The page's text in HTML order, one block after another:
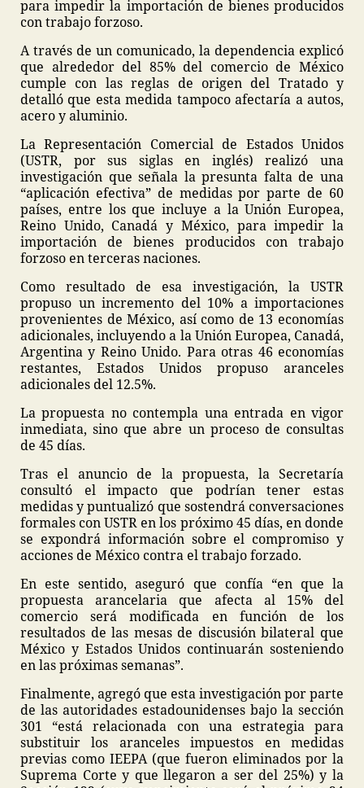
para impedir la importación de bienes producidos
con trabajo forzoso.
A través de un comunicado, la dependencia explicó
que alrededor del 85% del comercio de México
cumple con las reglas de origen del Tratado y
detalló que esta medida tampoco afectaría a autos,
acero y aluminio.
La Representación Comercial de Estados Unidos
(USTR, por sus siglas en inglés) realizó una
investigación que señala la presunta falta de una
“aplicación efectiva” de medidas por parte de 60
países, entre los que incluye a la Unión Europea,
Reino Unido, Canadá y México, para impedir la
importación de bienes producidos con trabajo
forzoso en terceras naciones.
Como resultado de esa investigación, la USTR
propuso un incremento del 10% a importaciones
provenientes de México, así como de 13 economías
adicionales, incluyendo a la Unión Europea, Canadá,
Argentina y Reino Unido. Para otras 46 economías
restantes, Estados Unidos propuso aranceles
adicionales del 12.5%.
La propuesta no contempla una entrada en vigor
inmediata, sino que abre un proceso de consultas
de 45 días.
Tras el anuncio de la propuesta, la Secretaría
consultó el impacto que podrían tener estas
medidas y puntualizó que sostendrá conversaciones
formales con USTR en los próximo 45 días, en donde
se expondrá información sobre el compromiso y
acciones de México contra el trabajo forzado.
En este sentido, aseguró que confía “en que la
propuesta arancelaria que afecta al 15% del
comercio será modificada en función de los
resultados de las mesas de discusión bilateral que
México y Estados Unidos continuarán sosteniendo
en las próximas semanas”.
Finalmente, agregó que esta investigación por parte
de las autoridades estadounidenses bajo la sección
301 “está relacionada con una estrategia para
substituir los aranceles impuestos en medidas
previas como IEEPA (que fueron eliminados por la
Suprema Corte y que llegaron a ser del 25%) y la